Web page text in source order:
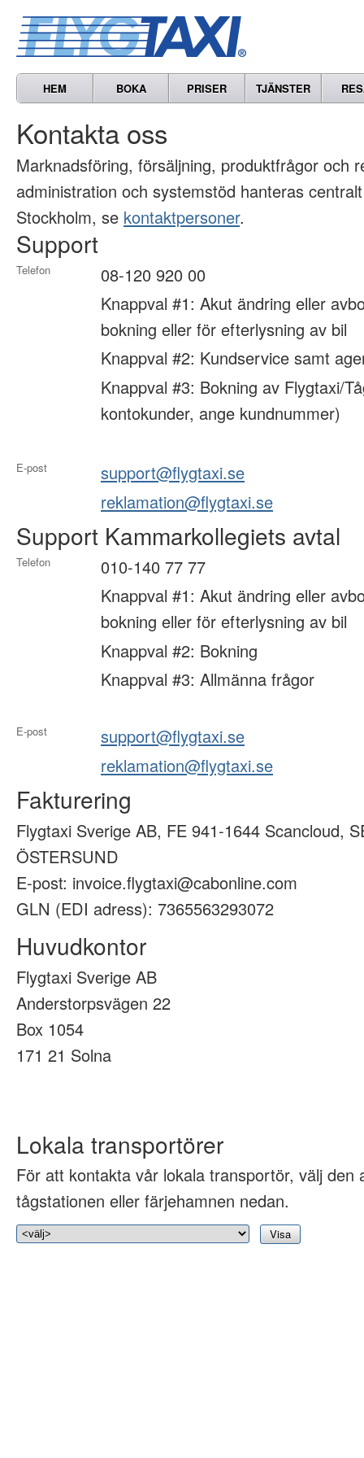
HEM BOKA PRISER TJÄNSTER
Kontakta oss
Marknads­föring, försäljning, produkt­frågor och
administration och systemstöd hanteras
Stockholm, se kontaktpersoner.
Support
Telefon
08-120 920 00
Knappval #1: Akut ändring eller
bokning eller för efterlysning av bil
Knappval #2: Kundservice samt
Knappval #3: Bokning av Flygtaxi/
kontokunder, ange kundnummer)
E-post
support@flygtaxi.se
reklamation@flygtaxi.se
Support Kammarkollegiets avtal
Telefon
010-140 77 77
Knappval #1: Akut ändring eller
bokning eller för efterlysning av bil
Knappval #2: Bokning
Knappval #3: Allmänna frågor
E-post
support@flygtaxi.se
reklamation@flygtaxi.se
Fakturering
Flygtaxi Sverige AB, FE 941-1644 Scancloud,
ÖSTERSUND
E-post: invoice.flygtaxi@cabonline.com
GLN (EDI adress): 7365563293072
Huvudkontor
Flygtaxi Sverige AB
Anderstorpsvägen 22
Box 1054
171 21 Solna
Lokala transportörer
För att kontakta vår lokala transportör, välj den
tågstationen eller färjehamnen nedan.
Visa